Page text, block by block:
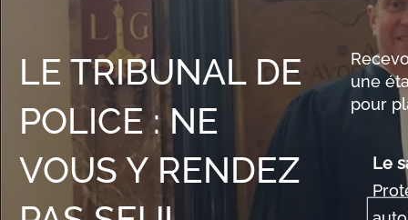
LE TRIBUNAL DE
POLICE : NE
VOUS Y RENDEZ
une
pour
Le